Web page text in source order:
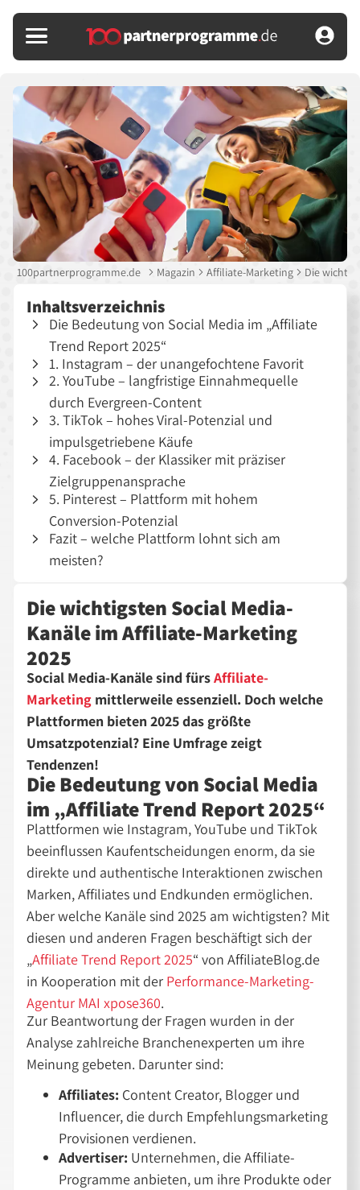
100partnerprogramme.de Magazin Affiliate-Marketing Die
Inhaltsverzeichnis
Die Bedeutung von Social Media im Affiliate
Trend Report 2025
1. Instagram – der unangefochtene Favorit
2. YouTube – langfristige Einnahmequelle
durch Evergreen-Content
3. TikTok – hohes Viral-Potenzial und
impulsgetriebene Käufe
4. Facebook – der Klassiker mit präziser
Zielgruppenansprache
5. Pinterest – Plattform mit hohem
Conversion-Potenzial
Fazit – welche Plattform lohnt sich am
meisten?
Die wichtigsten Social Media-
Kanäle im Affiliate-Marketing
2025
Social Media-Kanäle sind fürsAffiliate-
Marketing mittlerweile essenziell. Doch welche
Plattformen bieten 2025 das größte
Umsatzpotenzial? Eine Umfrage zeigt
Tendenzen!
Die Bedeutung von Social Media
im
Affiliate Trend Report 2025
Plattformen wie Instagram, YouTube und TikTok
beeinflussen Kaufentscheidungen enorm, da sie
direkte und authentische Interaktionen zwischen
Marken, Affiliates und Endkunden ermöglichen.
Aber welche Kanäle sind 2025 am wichtigsten? Mit
diesen und anderen Fragen beschäftigt sich der
Affiliate Trend Report 2025 von AffiliateBlog.de
in Kooperation mit der Performance-Marketing-
Agentur MAI xpose360.
Zur Beantwortung der Fragen wurden in der
Analyse zahlreiche Branchenexperten um ihre
Meinung gebeten. Darunter sind:
Affiliates: Content Creator, Blogger und
Influencer, die durch Empfehlungsmarketing
Provisionen verdienen.
Advertiser: Unternehmen, die Affiliate-
Programme anbieten, um ihre Produkte oder